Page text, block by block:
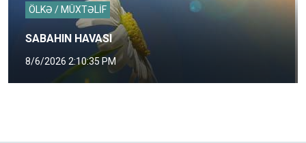
ÖLKƏ / MÜXTƏLİF
SABAHIN HAVASI
8/6/2026 2:10:35 PM